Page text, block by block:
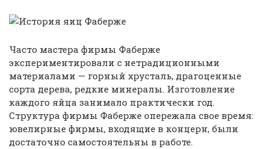
Часто мастера фирмы Фаберже
экспериментировали с нетрадиционными
материалами — горный хрусталь, драгоценные
сорта дерева, редкие минералы. Изготовление
каждого яйца занимало практически год.
Структура фирмы Фаберже опережала свое время:
ювелирные фирмы, входящие в концерн, были
достаточно самостоятельны в работе.